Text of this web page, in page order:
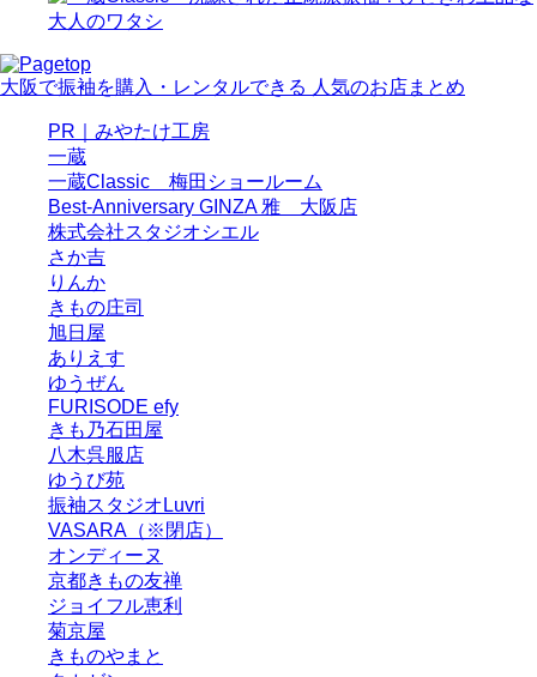
大阪で振袖を購入・レンタルできる 人気のお店まとめ
PR｜みやたけ工房
一蔵
一蔵Classic 梅田ショールーム
Best-Anniversary GINZA 雅 大阪店
株式会社スタジオシエル
さか吉
りんか
きもの庄司
旭日屋
ありえす
ゆうぜん
FURISODE efy
きも乃石田屋
八木呉服店
ゆうび苑
振袖スタジオLuvri
VASARA（※閉店）
オンディーヌ
京都きもの友禅
ジョイフル恵利
菊京屋
きものやまと